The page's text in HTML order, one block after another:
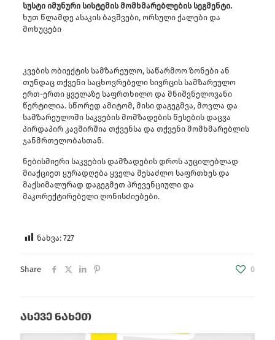
სუსტი იმუნური სისტემის მომხმარებლების სეგმენტი.
ხუთ წლამდე ასაკის ბავშვები, ორსული ქალები და
მოხუცები
კვების ობიექტის სამზარეულო, საწარმოო ზონები ან
თუნდაც თქვენი საცხოვრებელი სივრცის სამზარეულო
ერთ-ერთი ყველაზე საფრთხილო და მნიშვნელოვანი
წერტილია. სწორედ ამიტომ, მისი დაგეგმვა, მოვლა და
სამზარეულოში საკვების მომზადების წესების დაცვა
პირდაპირ კავშირშია თქვენსა და თქვენი მომხმარებლის
ჯანმრთელობასთან.
ნებისმიერი საკვების დამზადების დროს აუცილებლად
მიაქციეთ ყურადღება ყველა შესაძლო საფრთხეს და
მაქსიმალურად დაგეგმეთ პრევენციული და
მაკორექტირებელი ღონისძიებები.
ნახვა: 727
Share 0
ასევე ნახეთ